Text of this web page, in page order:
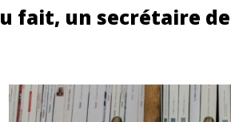
fait, un secrétaire